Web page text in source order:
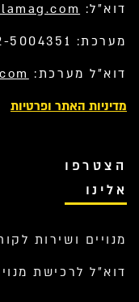
דוא”ל:
מערכת: 02-5004351
דוא”ל מערכת:
מדיניות האתר ופרטיות
הצטרפו
אלינו
מנויים ושירות לקוחות: 058-
דוא”ל לרכישת